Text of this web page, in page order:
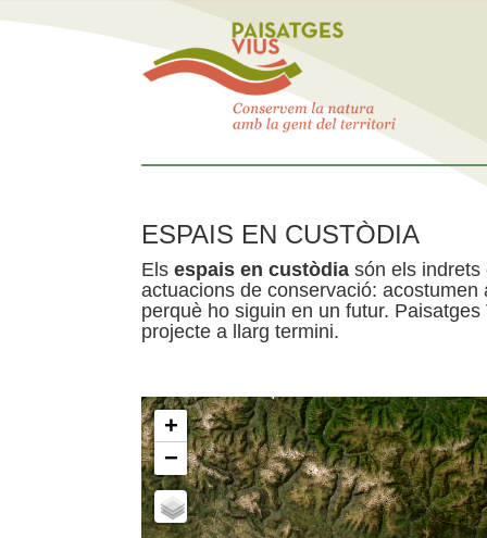
ESPAIS EN CUSTÒDIA
Els espais en custòdia són els indrets
actuacions de conservació:
perquè ho siguin en un futur.
projecte a llarg termini.
+
−